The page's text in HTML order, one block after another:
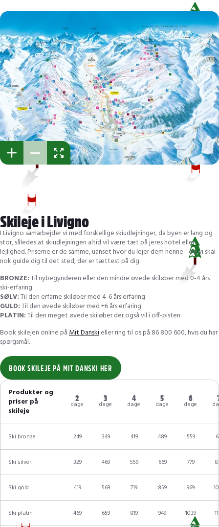
Skileje i Livigno
I Livigno samarbejder vi med forskellige skiudlejninger, da byen er lang og
stor, således at skiudlejningen altid vil være tæt på jeres hotel eller
lejlighed. Priserne er de samme, uanset hvor du lejer dem henne - og vi skal
nok guide dig til det sted, der er tættest på dig.
BRONZE:Til nybegynderen eller den mindre øvede skiløber med 0-4 års
ski-erfaring.
SØLV:Til den erfarne skiløber med 4-6 års erfaring.
GULD:Til den øvede skiløber med +6 års erfaring.
PLATIN:Til den meget øvede skiløber der også vil i off-pisten.
Book skilejen online påMit Danskieller ring til os på 86 800 600, hvis du har
spørgsmål.
BOOK SKILEJE PÅ MIT DANSKI HER
Produkter og
priser på
skileje
2
dage
3
dage
4
dage
5
dage
6
dage
Ski bronze 249 349 419 489 559
Ski silver 329 469 559 669 779
Ski gold 419 569 719 859 969
Ski platin 469 659 819 949 1039